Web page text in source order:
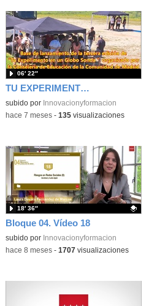
TU EXPERIMENTO EN UNGLOBO SONDA-2025
subido por Innovacionyformacion
06′ 22″
-hace 7 meses- 135visualizaciones
Bloque 04. Vídeo 18
Contenido educativo.
subido por Innovacionyformacion
18′ 36″
-hace 8 meses- 1707visualizaciones